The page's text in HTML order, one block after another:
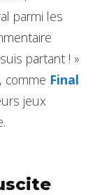
parmi les
partant ! »
comme Final
jeux